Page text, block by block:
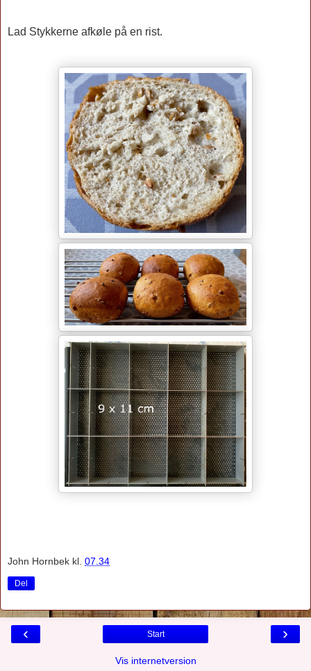
Lad Stykkerne afkøle på en rist.
John Hornbek kl. 07.34
Del
‹ ›
Start
Vis internetversion